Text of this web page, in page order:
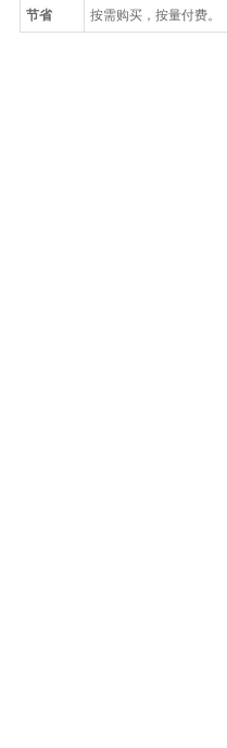
节省 按需购买，按量付费。